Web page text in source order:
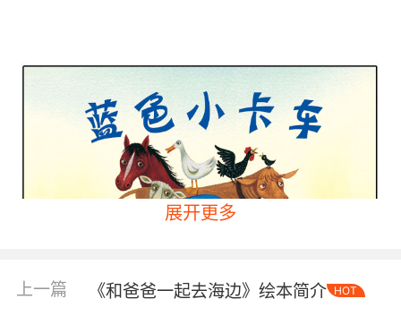
展开更多
上一篇 《和爸爸一起去海边》绘本简介 HOT